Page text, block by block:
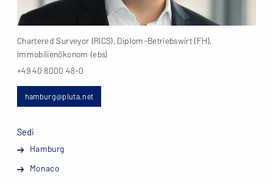
Chartered Surveyor (RICS), Diplom-Betriebswirt (FH),
Immobilienökonom (ebs)
+49 40 8000 48-0
hamburg@pluta.net
Sedi
Hamburg
Monaco